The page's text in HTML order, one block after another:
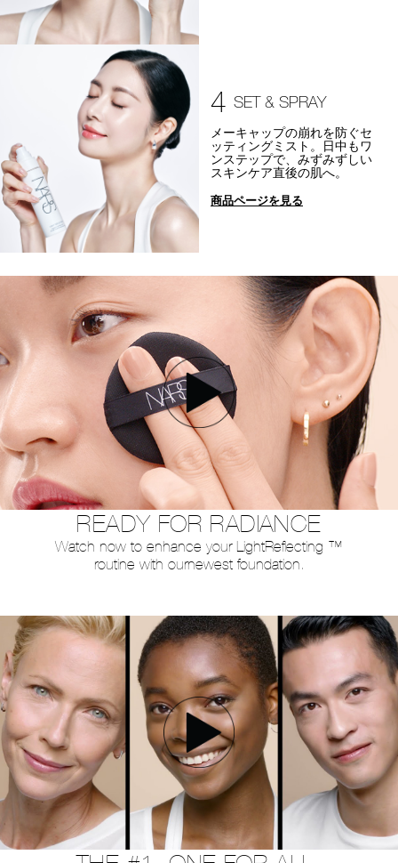
4 SET & SPRAY
メーキャップの崩れを防ぐセ
ッティングミスト。日中もワ
ンステップで、みずみずしい
スキンケア直後の肌へ。
商品ページを見る
READY FOR RADIANCE
Watch now to enhance your LightReflecting ™
routine with ournewest foundation.